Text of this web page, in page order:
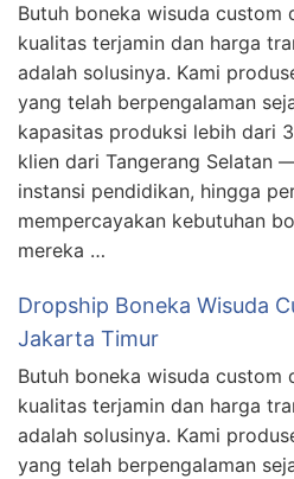
Butuh boneka wisuda custom
kualitas terjamin dan harga
adalah solusinya. Kami
yang telah berpengalaman
kapasitas produksi lebih dari
klien dari Tangerang Selatan
instansi pendidikan, hingga
mempercayakan kebutuhan
mereka …
Dropship Boneka Wisuda
Jakarta Timur
Butuh boneka wisuda custom
kualitas terjamin dan harga
adalah solusinya. Kami
yang telah berpengalaman